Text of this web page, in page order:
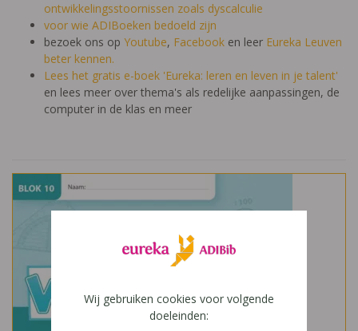
ontwikkelingsstoornissen zoals dyscalculie
voor wie ADIBoeken bedoeld zijn
bezoek ons op Youtube, Facebook en leer Eureka Leuven
beter kennen.
Lees het gratis e-boek 'Eureka: leren en leven in je talent'
en lees meer over thema's als redelijke aanpassingen, de
computer in de klas en meer
Wij gebruiken cookies voor volgende
doeleinden: